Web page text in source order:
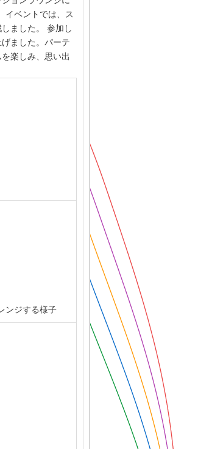
イベントでは、ス
ました。 参加し
ました。パーテ
楽しみ、思い出
ンジする様子